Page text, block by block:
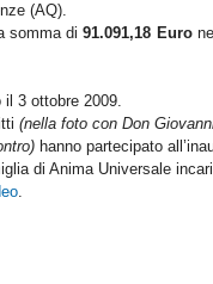
(AQ).
somma di 91.091,18 Euro
il 3 ottobre 2009.
(nella foto con Don
hanno partecipato
di Anima Universale
.